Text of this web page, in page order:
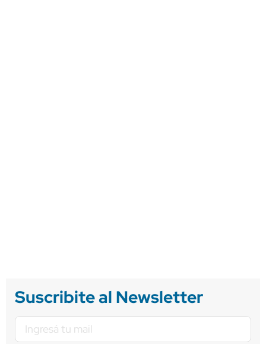
Suscribite al Newsletter